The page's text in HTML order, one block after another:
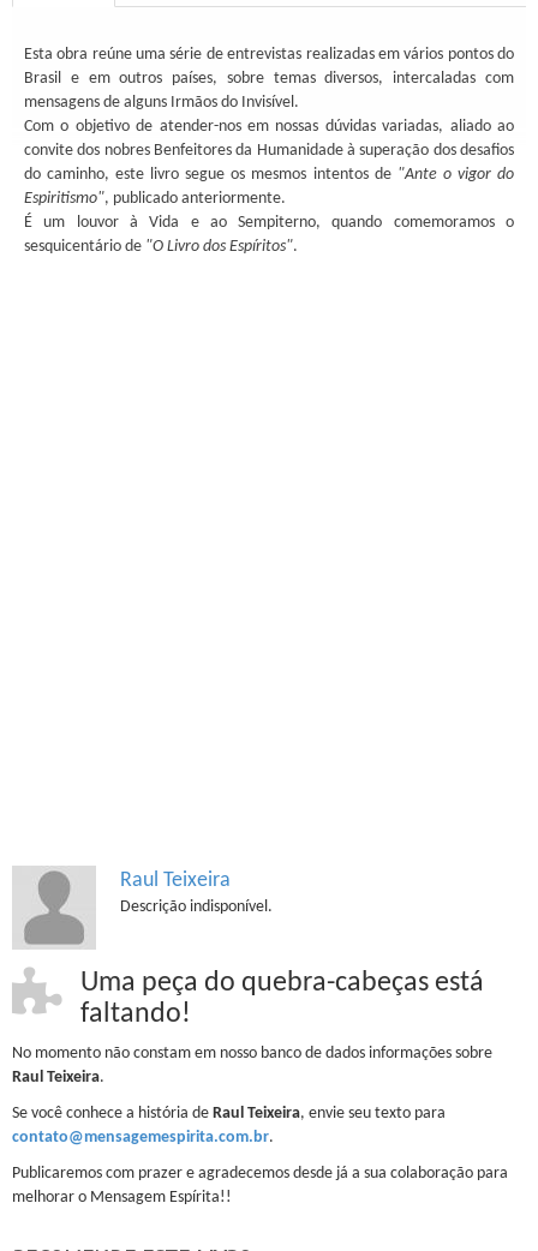
Esta obra reúne uma série de entrevistas realizadas em vários pontos do
Brasil e em outros países, sobre temas diversos, intercaladas com
mensagens de alguns Irmãos do Invisível.
Com o objetivo de atender-nos em nossas dúvidas variadas, aliado ao
convite dos nobres Benfeitores da Humanidade à superação dos desafios
do caminho, este livro segue os mesmos intentos de "Ante o vigor do
Espiritismo", publicado anteriormente.
É um louvor à Vida e ao Sempiterno, quando comemoramos o
sesquicentário de "O Livro dos Espíritos".
Raul Teixeira
Descrição indisponível.
Uma peça do quebra-cabeças está
faltando!
No momento não constam em nosso banco de dados informações sobre
Raul Teixeira.
Se você conhece a história de Raul Teixeira, envie seu texto para
contato@mensagemespirita.com.br.
Publicaremos com prazer e agradecemos desde já a sua colaboração para
melhorar o Mensagem Espírita!!